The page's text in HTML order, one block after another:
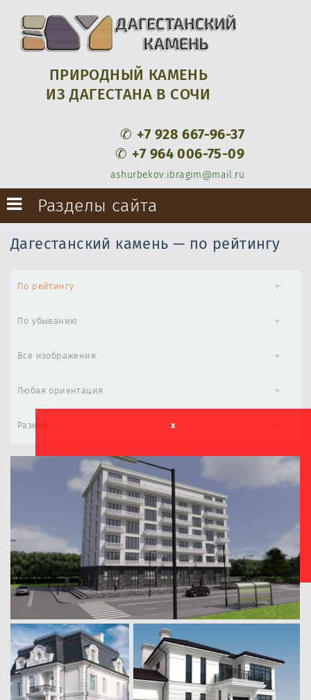
ПРИРОДНЫЙ КАМЕНЬ
ИЗ ДАГЕСТАНА В СОЧИ
✆ +7 928 667-96-37
✆ +7 964 006-75-09
ashurbekov.ibragim@mail.ru
Разделы сайта
Дагестанский камень — по рейтингу
По рейтингу
По убыванию
Все изображения
Любая ориентация
Размер x